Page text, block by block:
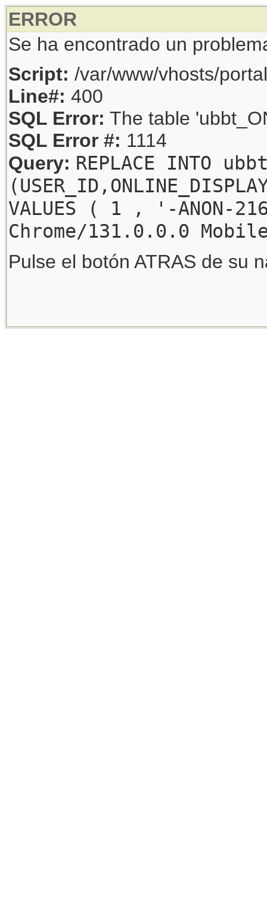
ERROR
Se ha encontrado un
Script: /var/www/vhosts/
Line#: 400
SQL Error: The table
SQL Error #: 1114
Query: REPLACE INTO
VALUES ( 1 , '-
Chrome/131.0.0.0
Pulse el botón ATRAS de su